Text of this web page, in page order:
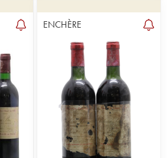
ENCHÈRE